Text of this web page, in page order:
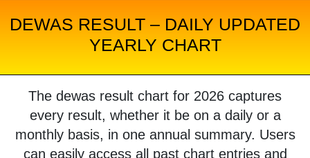
DEWAS RESULT – DAILY UPDATED
YEARLY CHART
The dewas result chart for 2026 captures
every result, whether it be on a daily or a
monthly basis, in one annual summary. Users
can easily access all past chart entries and